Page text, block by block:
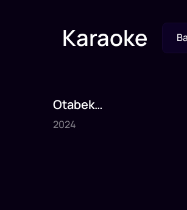
Karaoke
2024
6
Otabek
Muhammadzohid
2024